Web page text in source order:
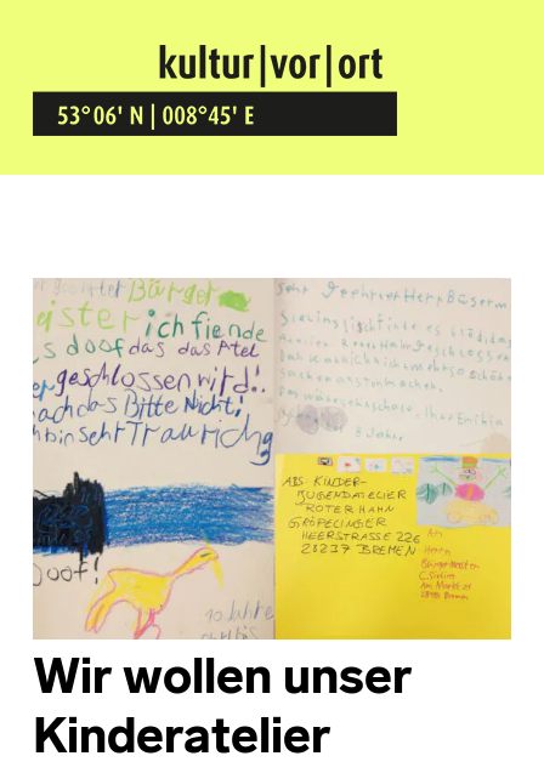
Kultur Vor Ort
BREMEN GRÖPELINGEN
Wir wollen unser
Kinderatelier